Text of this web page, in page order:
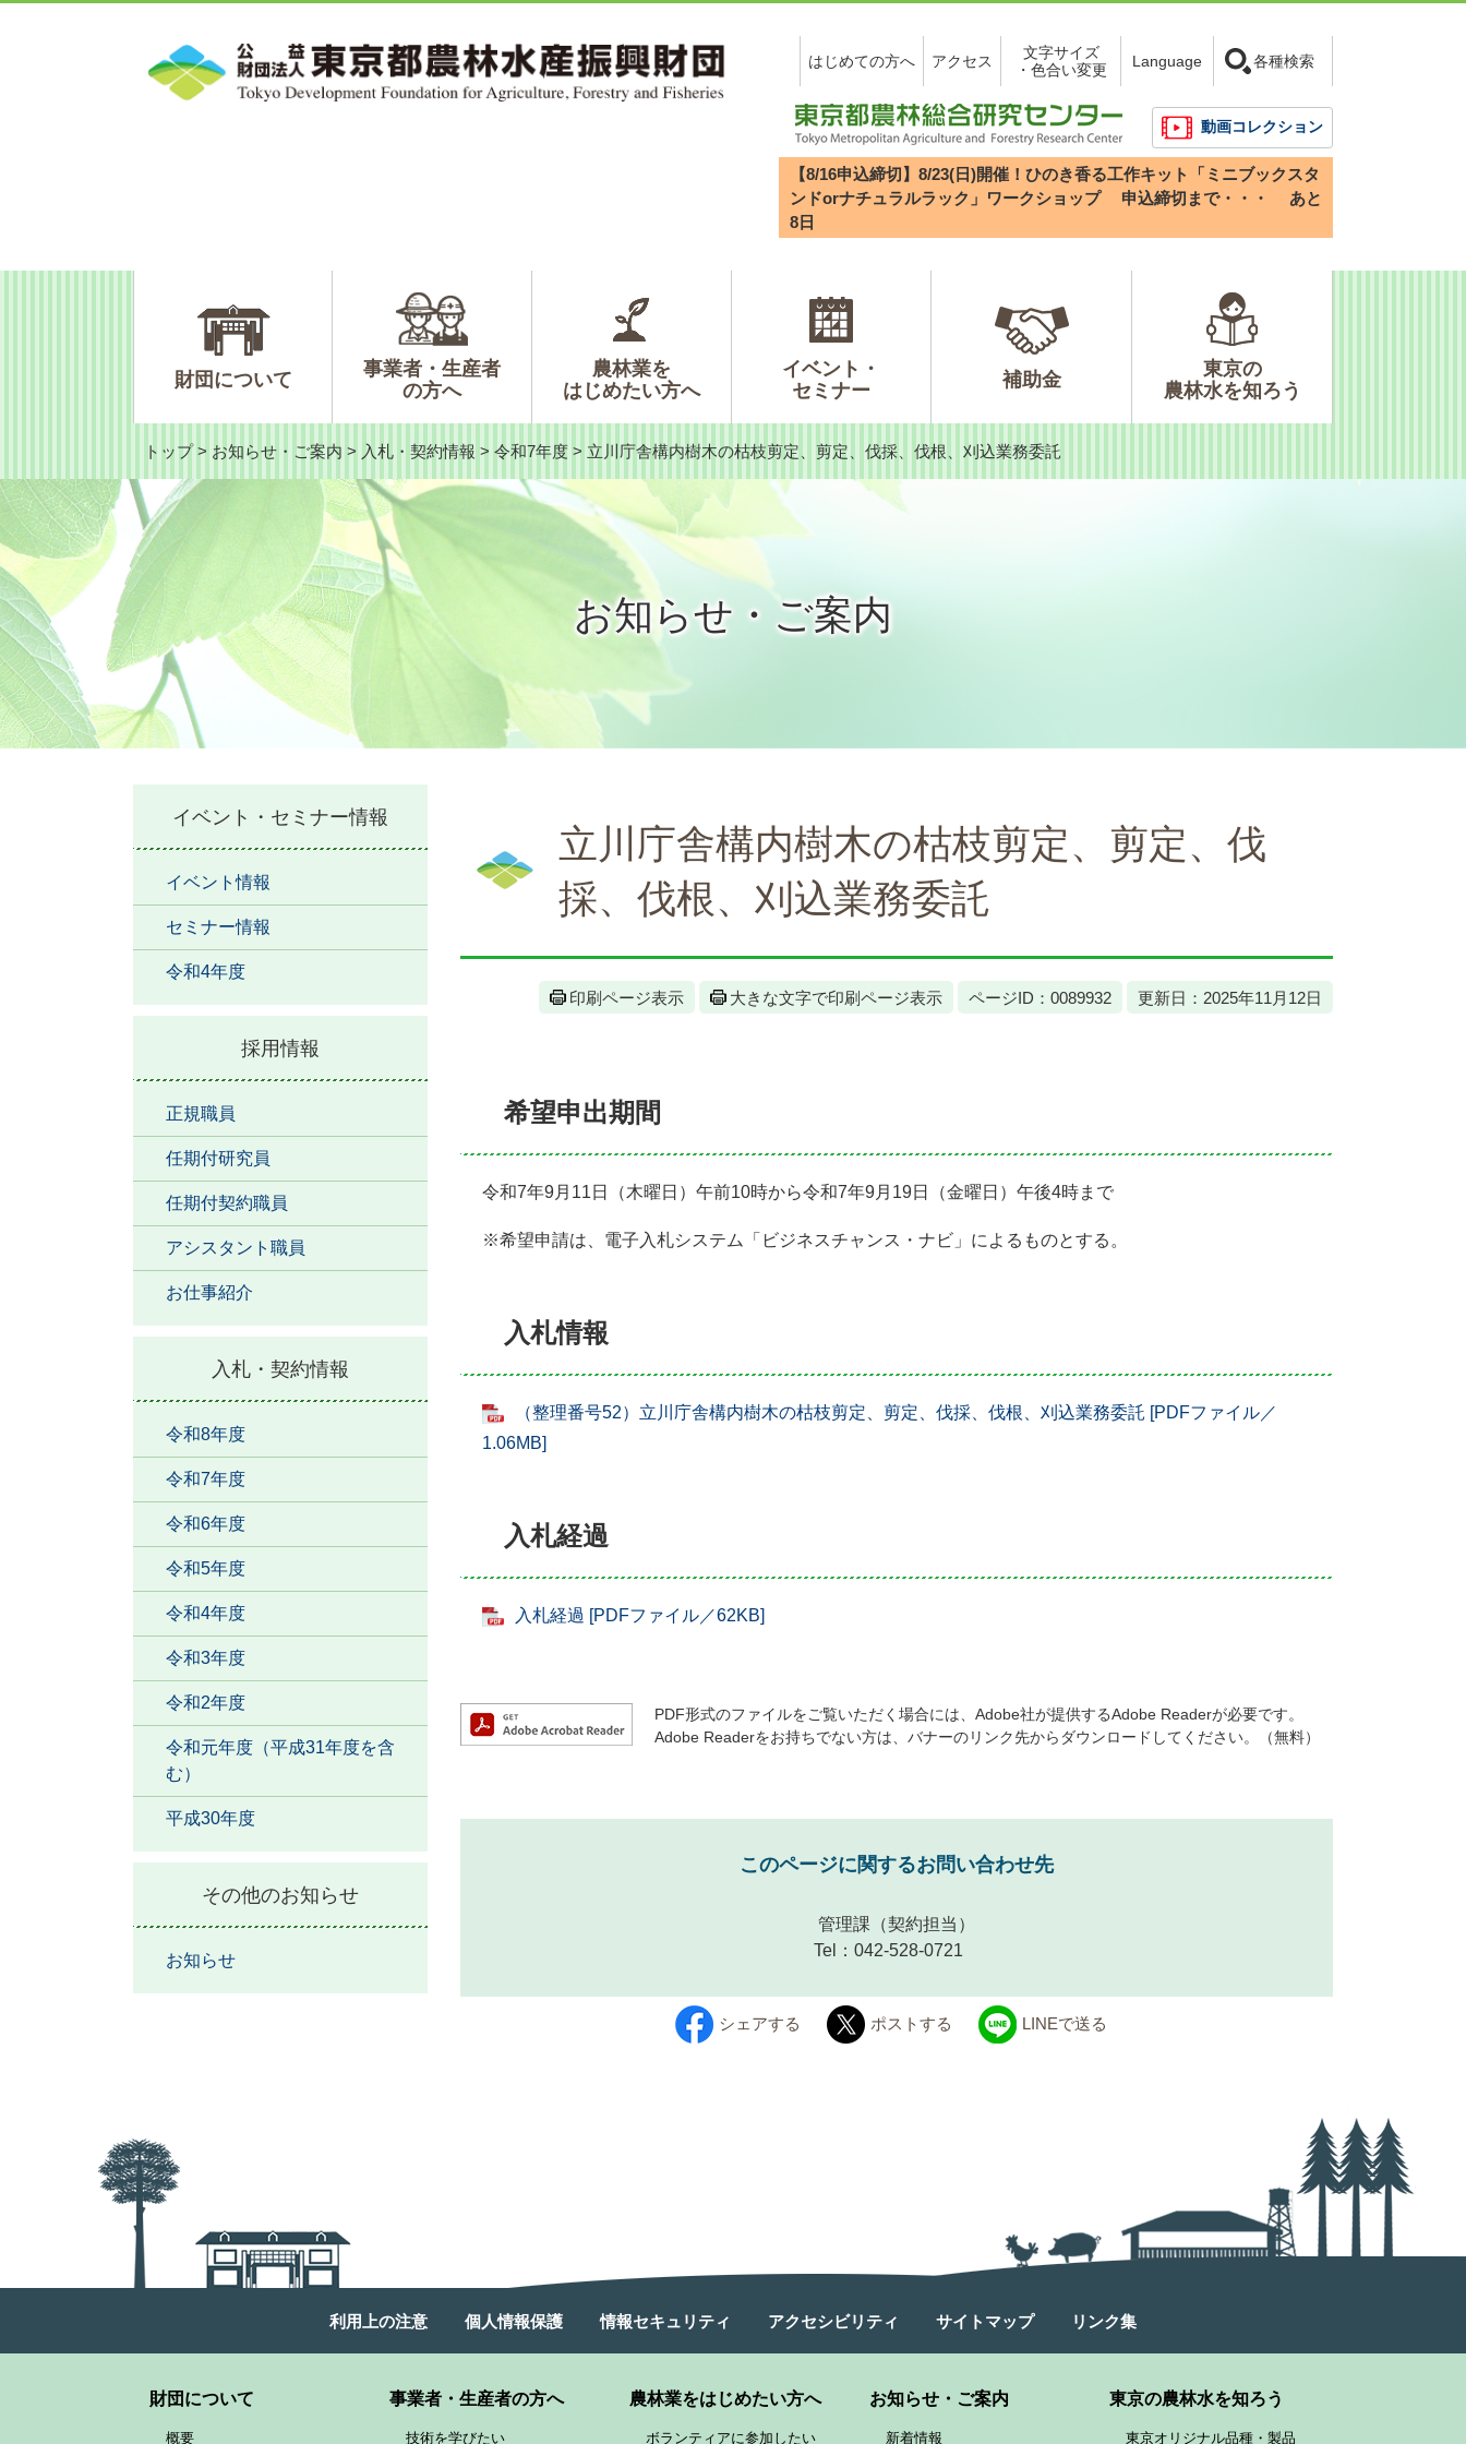
文
はじめての方へ アクセス
文字サイズ
・色合い変更
Language 各種検索
動画コレクション
【8/16申込締切】8/23(日)開催！ひのき香る工作キット「ミニブックスタ
ンドorナチュラルラック」ワークショップ
申込締切まで・・・
あと
8 日
財団について
事業者・生産者
の方へ
農林業を
はじめたい方へ
イベント・
セミナー
補助金
東京の
農林水を知ろう
トップ > お知らせ・ご案内 > 入札・契約情報 > 令和7年度 > 立川庁舎構内樹木の枯枝剪定、剪定、伐採、伐根、刈込業務委託
お知らせ・ご案内
立川庁舎構内樹木の枯枝剪定、剪定、伐
採、伐根、刈込業務委託
印刷ページ表示 大きな文字で印刷ページ表示 ページID：0089932 更新日：2025年11月12日
希望申出期間
令和7年9月11日（木曜日）午前10時から令和7年9月19日（金曜日）午後4時まで
※希望申請は、電子入札システム「ビジネスチャンス・ナビ」によるものとする。
入札情報
（整理番号52）立川庁舎構内樹木の枯枝剪定、剪定、伐採、伐根、刈込業務委託 [PDFファイル／
1.06MB]
入札経過
入札経過 [PDFファイル／62KB]
PDF形式のファイルをご覧いただく場合には、Adobe社が提供するAdobe Readerが必要です。
Adobe Readerをお持ちでない方は、バナーのリンク先からダウンロードしてください。（無料）
このページに関するお問い合わせ先
管理課 （契約担当）
Tel：042-528-0721
シェアする ポストする LINEで送る
イベント・セミナー情報
イベント情報
セミナー情報
令和4年度
採用情報
正規職員
任期付研究員
任期付契約職員
アシスタント職員
お仕事紹介
入札・契約情報
令和8年度
令和7年度
令和6年度
令和5年度
令和4年度
令和3年度
令和2年度
令和元年度（平成31年度を含
む）
平成30年度
その他のお知らせ
お知らせ
利用上の注意 個人情報保護 情報セキュリティ アクセシビリティ サイトマップ リンク集
財団について
概要
事業者・生産者の方へ
技術を学びたい
農林業をはじめたい方へ
ボランティアに参加したい
お知らせ・ご案内
新着情報
東京の農林水を知ろう
東京オリジナル品種・製品